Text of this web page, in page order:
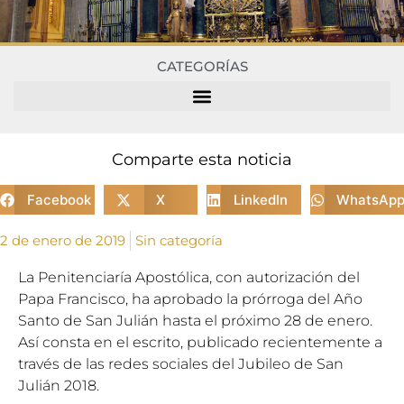
CATEGORÍAS
Comparte esta noticia
Facebook X LinkedIn WhatsApp
2 de enero de 2019 Sin categoría
La Penitenciaría Apostólica, con autorización del
Papa Francisco, ha aprobado la prórroga del Año
Santo de San Julián hasta el próximo 28 de enero.
Así consta en el escrito, publicado recientemente a
través de las redes sociales del Jubileo de San
Julián 2018.